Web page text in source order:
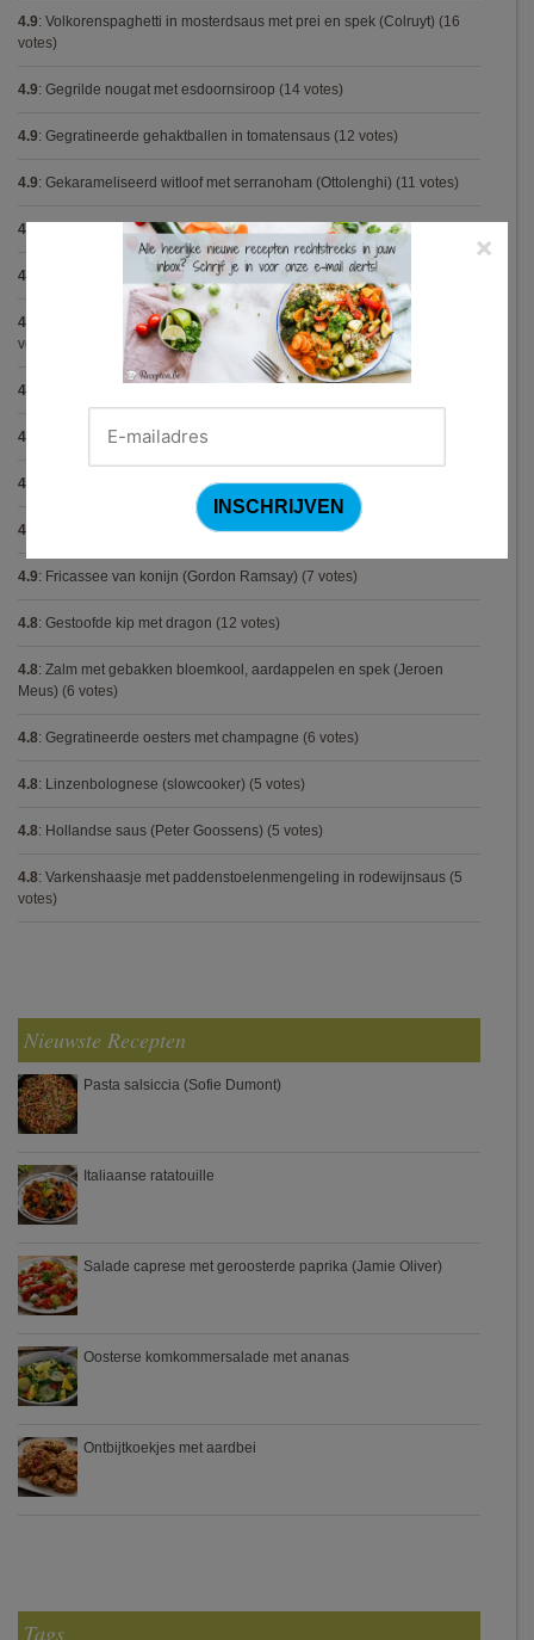
4.9: Volkorenspaghetti in mosterdsaus met prei en spek (Colruyt) (16
votes)
4.9: Gegrilde nougat met esdoornsiroop (14 votes)
4.9: Gegratineerde gehaktballen in tomatensaus (12 votes)
4.9: Gekarameliseerd witloof met serranoham (Ottolenghi) (11 votes)
4.9 Pizza chicken BBQ(11 votes)
4.9 Steak chimichurri (Gordon Ramsay) (10 votes)
4.9 Aspergepuree met garnalen en zure room (Piet Huysentruyt)
votes)
4.9
4.9 Bloemkoolcurry(8 votes)
4.9 (8 votes)
4.9 (7 votes)
4.9: Fricassee van konijn (Gordon Ramsay) (7 votes)
4.8: Gestoofde kip met dragon (12 votes)
4.8: Zalm met gebakken bloemkool, aardappelen en spek (Jeroen
Meus) (6 votes)
4.8: Gegratineerde oesters met champagne (6 votes)
4.8: Linzenbolognese (slowcooker) (5 votes)
4.8: Hollandse saus (Peter Goossens) (5 votes)
4.8: Varkenshaasje met paddenstoelenmengeling in rodewijnsaus (5
votes)
Nieuwste Recepten
Pasta salsiccia (Sofie Dumont)
Italiaanse ratatouille
Salade caprese met geroosterde paprika (Jamie Oliver)
Oosterse komkommersalade met ananas
Ontbijtkoekjes met aardbei
Tags
×